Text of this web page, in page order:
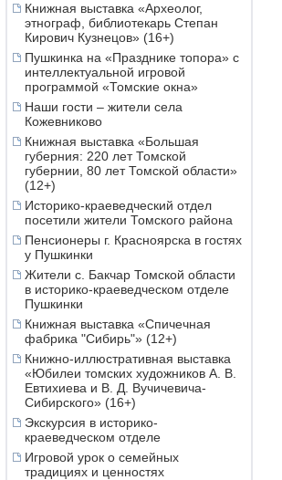
Книжная выставка «Археолог,
этнограф, библиотекарь Степан
Кирович Кузнецов» (16+)
Пушкинка на «Празднике топора» с
интеллектуальной игровой
программой «Томские окна»
Наши гости – жители села
Кожевниково
Книжная выставка «Большая
губерния: 220 лет Томской
губернии, 80 лет Томской области»
(12+)
Историко-краеведческий отдел
посетили жители Томского района
Пенсионеры г. Красноярска в гостях
у Пушкинки
Жители с. Бакчар Томской области
в историко-краеведческом отделе
Пушкинки
Книжная выставка «Спичечная
фабрика "Сибирь"» (12+)
Книжно-иллюстративная выставка
«Юбилеи томских художников А. В.
Евтихиева и В. Д. Вучичевича-
Сибирского» (16+)
Экскурсия в историко-
краеведческом отделе
Игровой урок о семейных
традициях и ценностях